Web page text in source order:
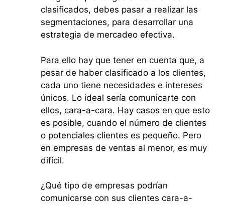
clasificados, debes pasar a realizar las
segmentaciones, para desarrollar una
estrategia de mercadeo efectiva.
Para ello hay que tener en cuenta que, a
pesar de haber clasificado a los clientes,
cada uno tiene necesidades e intereses
únicos. Lo ideal sería comunicarte con
ellos, cara-a-cara. Hay casos en que esto
es posible, cuando el número de clientes
o potenciales clientes es pequeño. Pero
en empresas de ventas al menor, es muy
difícil.
¿Qué tipo de empresas podrían
comunicarse con sus clientes cara-a-